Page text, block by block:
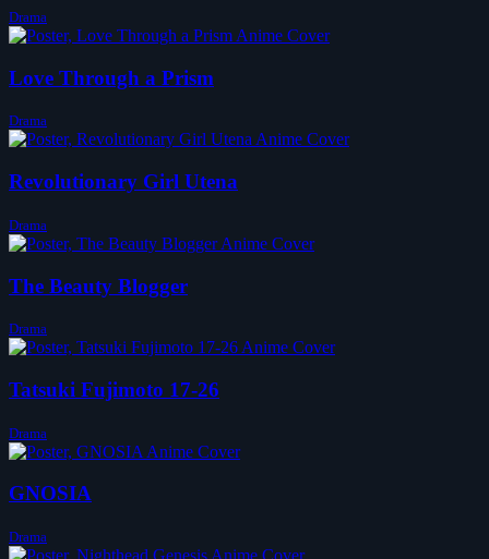
Drama
Love Through a Prism
Drama
Revolutionary Girl Utena
Drama
The Beauty Blogger
Drama
Tatsuki Fujimoto 17-26
Drama
GNOSIA
Drama